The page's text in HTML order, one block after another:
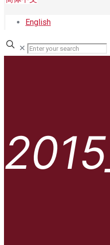
English
✕